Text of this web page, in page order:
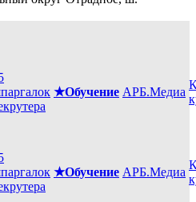
★Обучение АРБ.Медиа
★Обучение АРБ.Медиа